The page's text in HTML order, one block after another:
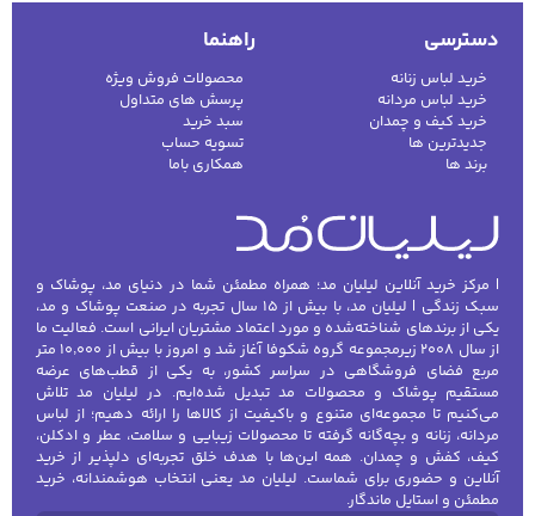
دسترسی
خرید لباس زنانه
خرید لباس مردانه
خرید کیف و چمدان
جدیدترین ها
برند ها
راهنما
محصولات فروش ویژه
پرسش های متداول
سبد خرید
تسویه حساب
همکاری باما
| مرکز خرید آنلاین لیلیان مد؛ همراه مطمئن شما در دنیای مد، پوشاک و
سبک زندگی | لیلیان مد، با بیش از ۱۵ سال تجربه در صنعت پوشاک و مد،
یکی از برندهای شناخته‌شده و مورد اعتماد مشتریان ایرانی است. فعالیت ما
از سال ۲۰۰۸ زیرمجموعه گروه شکوفا آغاز شد و امروز با بیش از ۱۰٬۰۰۰ متر
مربع فضای فروشگاهی در سراسر کشور، به یکی از قطب‌های عرضه
مستقیم پوشاک و محصولات مد تبدیل شده‌ایم. در لیلیان مد تلاش
می‌کنیم تا مجموعه‌ای متنوع و باکیفیت از کالاها را ارائه دهیم؛ از لباس
مردانه، زنانه و بچه‌گانه گرفته تا محصولات زیبایی و سلامت، عطر و ادکلن،
کیف، کفش و چمدان. همه این‌ها با هدف خلق تجربه‌ای دلپذیر از خرید
آنلاین و حضوری برای شماست. لیلیان مد یعنی انتخاب هوشمندانه، خرید
مطمئن و استایل ماندگار.